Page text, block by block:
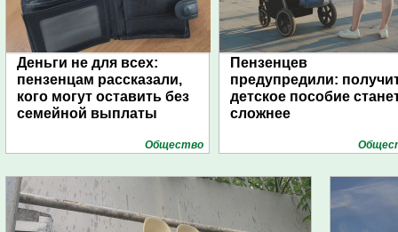
Деньги не для всех:
пензенцам рассказали,
кого могут оставить без
семейной выплаты
Общество
Пензенцев
предупредили:
детское пособие
сложнее